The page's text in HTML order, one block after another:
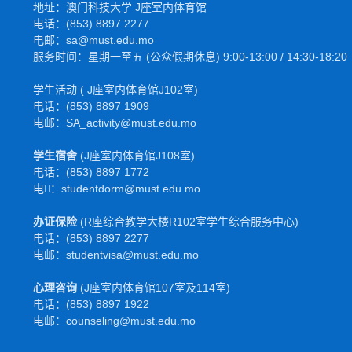
地址：澳门科技大学 J座室内体育馆
电话：(853) 8897 2277
电邮：sa@must.edu.mo
服务时间：星期一至五 (公众假期休息) 9:00-13:00 / 14:30-18:20
学生活动 ( J座室内体育馆J102室)
电话：(853) 8897 1909
电邮：SA_activity@must.edu.mo
学生宿舍 (J座室内体育馆J108室)
电话：(853) 8897 1772
电𫑘：studentdorm@must.edu.mo
办证保险(R座综合教学大楼R102室学生综合服务中心)
电话：(853) 8897 2277
电邮：studentvisa@must.edu.mo
心理咨询 (J座室内体育馆107室及114室)
电话：(853) 8897 1922
电邮：counseling@must.edu.mo